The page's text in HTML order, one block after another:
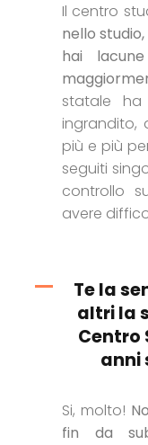
Il centro
nello
hai
statale
ingrandito,
più e più
seguiti
controllo
avere
Te la
altri la
Centro
anni
Si, molto!
fin da